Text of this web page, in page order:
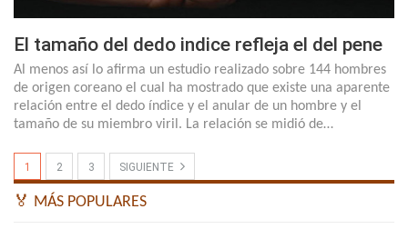
El tamaño del dedo indice refleja el del pene
Al menos así lo afirma un estudio realizado sobre 144 hombres
de origen coreano el cual ha mostrado que existe una aparente
relación entre el dedo índice y el anular de un hombre y el
tamaño de su miembro viril. La relación se midió de…
1 2 3 SIGUIENTE
🏅 MÁS POPULARES